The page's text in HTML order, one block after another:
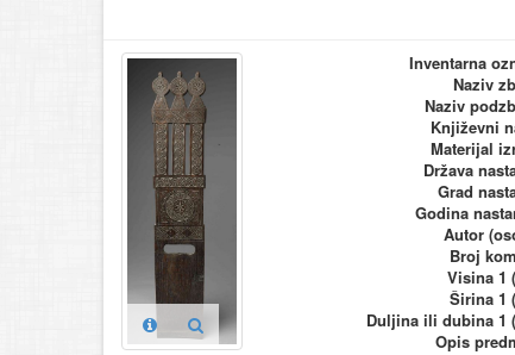
Inventarna
Naziv
Naziv
Književni
Materijal
Država
Grad
Godina
Autor
Broj
Visina 1
Širina 1
Duljina ili dubina 1
Opis